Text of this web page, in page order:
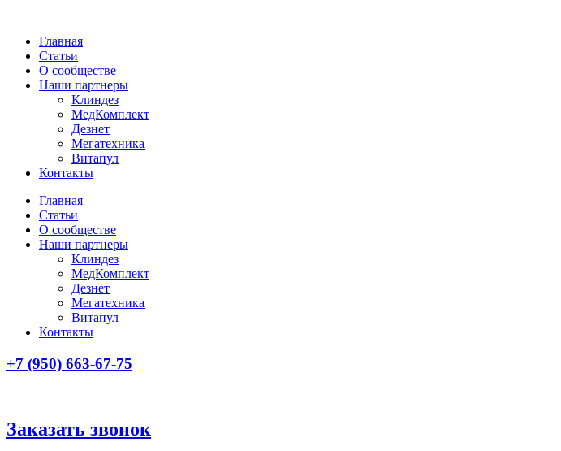
Главная
Статьи
О сообществе
Наши партнеры
Клиндез
МедКомплект
Дезнет
Мегатехника
Витапул
Контакты
Главная
Статьи
О сообществе
Наши партнеры
Клиндез
МедКомплект
Дезнет
Мегатехника
Витапул
Контакты
+7 (950) 663-67-75
Заказать звонок